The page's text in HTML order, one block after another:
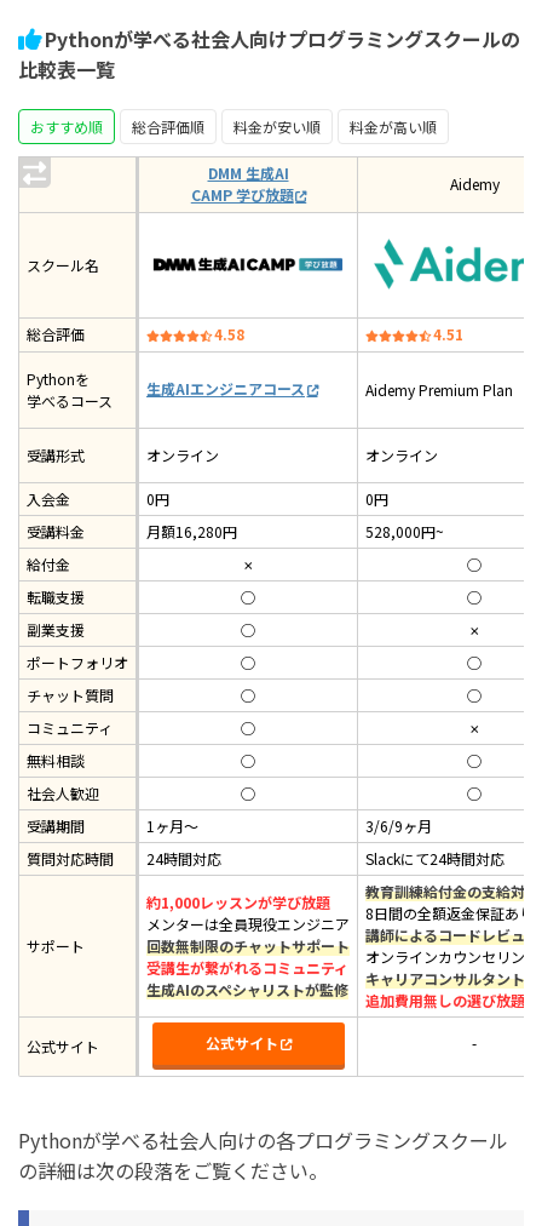
Pythonが学べる社会人向けプログラミングスクールの
比較表一覧
おすすめ順 総合評価順 料金が安い順 料金が高い順
DMM 生成AI
CAMP 学び放題
Aidemy
スクール名
総合評価 4.58 4.51
Pythonを
学べるコース
生成AIエンジニアコース Aidemy Premium Plan
受講形式 オンライン オンライン
入会金 0円
0円
受講料金
月額16,280円
528,000円~
給付金
✗
◯
転職支援
◯
◯
副業支援
◯
✗
ポートフォリオ
◯
◯
チャット質問
◯
◯
コミュニティ
◯
✗
無料相談
◯
◯
社会人歓迎
◯
◯
受講期間
1ヶ月〜
3/6/9ヶ月
質問対応時間
24時間対応 Slackにて24時間対応
サポート
約1,000レッスンが学び放題
メンターは全員現役エンジニア
回数無制限のチャットサポート
受講生が繋がれるコミュニティ
生成AIのスペシャリストが監修
教育訓練給付金の支給対象
8日間の全額返金保証あり
講師によるコードレビュー
オンラインカウンセリング
キャリアコンサルタント
追加費用無しの選び放題
公式サイト 公式サイト -
Pythonが学べる社会人向けの各プログラミングスクール
の詳細は次の段落をご覧ください。